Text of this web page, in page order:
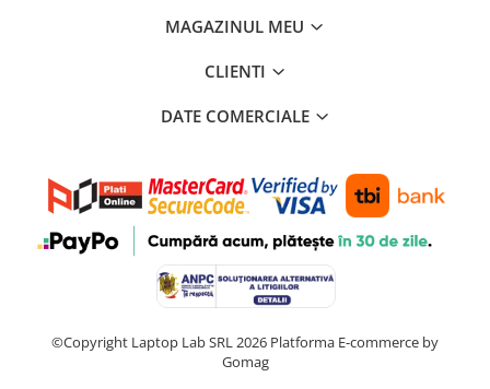
MAGAZINUL MEU
CLIENTI
DATE COMERCIALE
©Copyright Laptop Lab SRL 2026 Platforma E-commerce by
Gomag